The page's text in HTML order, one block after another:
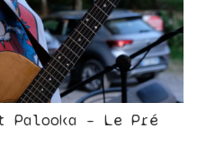
Palooka – Le Pré